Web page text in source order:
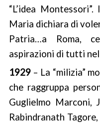
“L’idea
Maria dichiara di
Patria…a Roma,
aspirazioni di tutti nel
1929 – La “milizia”
che raggruppa
Guglielmo Marconi,
Rabindranath